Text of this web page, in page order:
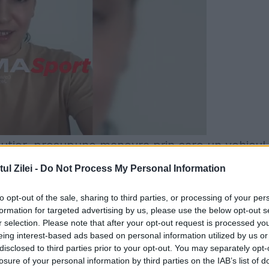
Zilei - Do Not Process My Personal Information
opt-out of the sale, sharing to third parties, or processing of your
for targeted advertising by us, please use the below opt-out
selection. Please note that after your opt-out request is processed
interest-based ads based on personal information utilized by us
to third parties prior to your opt-out. You may separately
of your personal information by third parties on the IAB’s list of
presupune manevra prin care un vehicul
în aceeași direcție.
benzii de circulație sau părăsirea șirului
la trafic.
lucru cu devansarea